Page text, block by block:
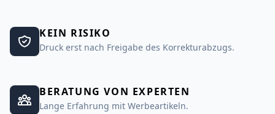
KEIN RISIKO
Druck erst nach Freigabe des Korrekturabzugs.
BERATUNG VON EXPERTEN
Lange Erfahrung mit Werbeartikeln.